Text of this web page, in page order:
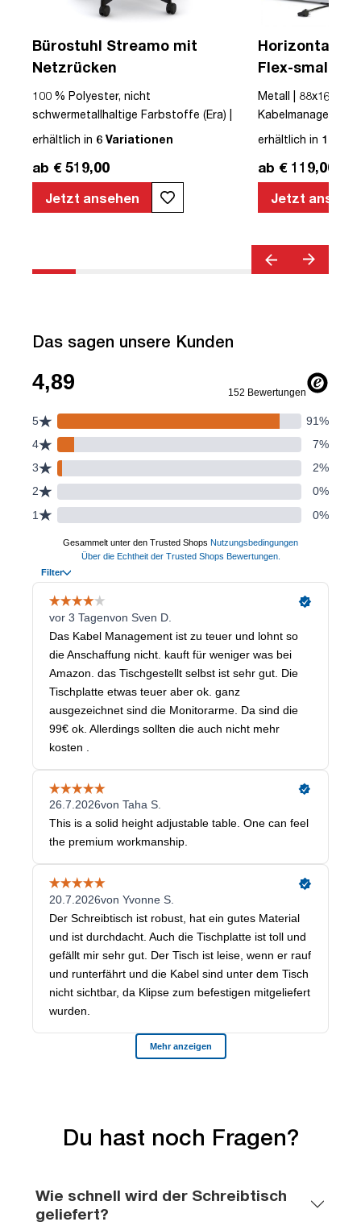
Bürostuhl Streamo mit
Netzrücken
100 % Polyester, nicht
schwermetallhaltige Farbstoffe (Era) |
Textil | Schwarz | Schwarz | Drehstuhl |
Streamo | bis zu 120 kg | TÜV©
geprüfte Sicherheit | TÜV© geprüfte
Ergonomie | Quality Office© | TÜV©
erhältlich in 6 Variationen
ab € 519,00
Jetzt ansehen
Horizontaler
Flex-small +
Kabelführung
Steckdose
Metall |
erhältlich in 12
ab € 119,00
Jetzt
Das sagen unsere Kunden
Du hast noch Fragen?
Wie schnell wird der Schreibtisch
geliefert?